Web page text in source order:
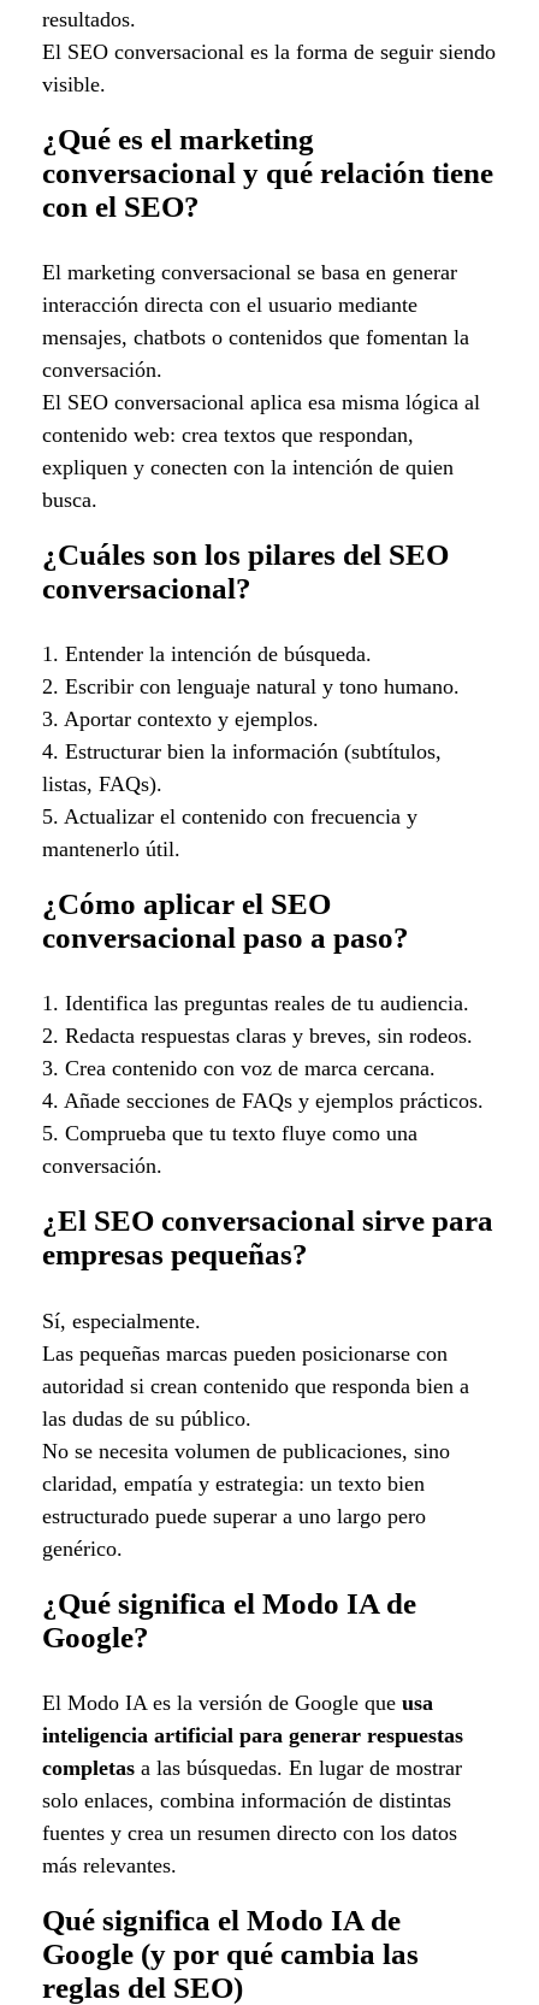
resultados.
El SEO conversacional es la forma de seguir siendo
visible.
¿Qué es el marketing
conversacional y qué relación tiene
con el SEO?
El marketing conversacional se basa en generar
interacción directa con el usuario mediante
mensajes, chatbots o contenidos que fomentan la
conversación.
El SEO conversacional aplica esa misma lógica al
contenido web: crea textos que respondan,
expliquen y conecten con la intención de quien
busca.
¿Cuáles son los pilares del SEO
conversacional?
1. Entender la intención de búsqueda.
2. Escribir con lenguaje natural y tono humano.
3. Aportar contexto y ejemplos.
4. Estructurar bien la información (subtítulos,
listas, FAQs).
5. Actualizar el contenido con frecuencia y
mantenerlo útil.
¿Cómo aplicar el SEO
conversacional paso a paso?
1. Identifica las preguntas reales de tu audiencia.
2. Redacta respuestas claras y breves, sin rodeos.
3. Crea contenido con voz de marca cercana.
4. Añade secciones de FAQs y ejemplos prácticos.
5. Comprueba que tu texto fluye como una
conversación.
¿El SEO conversacional sirve para
empresas pequeñas?
Sí, especialmente.
Las pequeñas marcas pueden posicionarse con
autoridad si crean contenido que responda bien a
las dudas de su público.
No se necesita volumen de publicaciones, sino
claridad, empatía y estrategia: un texto bien
estructurado puede superar a uno largo pero
genérico.
¿Qué significa el Modo IA de
Google?
El Modo IA es la versión de Google que usa
inteligencia artificial para generar respuestas
completas a las búsquedas. En lugar de mostrar
solo enlaces, combina información de distintas
fuentes y crea un resumen directo con los datos
más relevantes.
Qué significa el Modo IA de
Google (y por qué cambia las
reglas del SEO)